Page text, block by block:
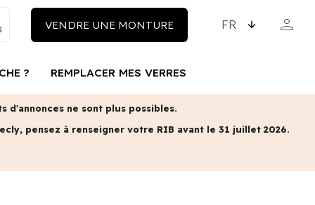
VENDRE UNE MONTURE person
? REMPLACER MES VERRES
d'annonces ne sont plus possibles.
pensez à renseigner votre RIB avant le 31 juillet 2026.